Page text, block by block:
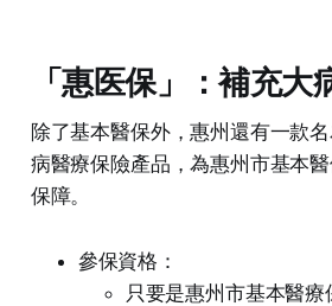
「惠医保」：補充大
除了基本醫保外，惠州還有一款
病醫療保險產品，為惠州市基本
保障。
參保資格：
只要是惠州市基本醫